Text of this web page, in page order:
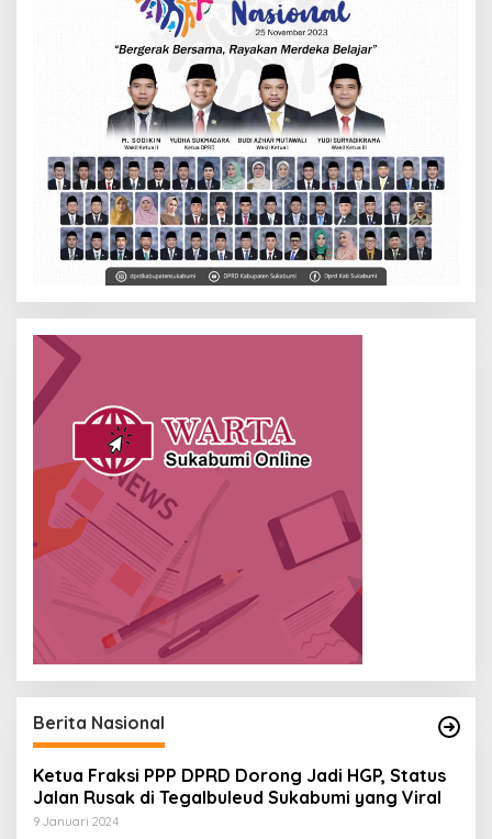
Berita Nasional
Ketua Fraksi PPP DPRD Dorong Jadi HGP, Status
Jalan Rusak di Tegalbuleud Sukabumi yang Viral
9 Januari 2024